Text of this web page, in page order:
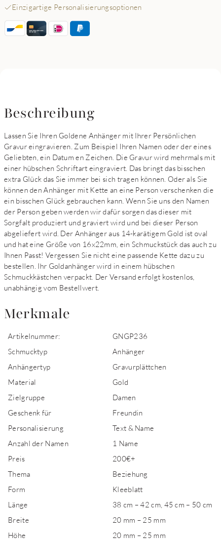
Einzigartige Personalisierungsoptionen
Beschreibung
Lassen Sie Ihren Goldene Anhänger mit Ihrer Persönlichen
Gravur eingravieren. Zum Beispiel Ihren Namen oder der eines
Geliebten, ein Datum en Zeichen. Die Gravur wird mehrmals mit
einer hübschen Schriftart eingraviert. Das bringt das bisschen
extra Glück das Sie immer bei sich tragen können. Oder als Sie
können den Anhänger mit Kette an eine Person verschenken die
ein bisschen Glück gebrauchen kann. Wenn Sie uns den Namen
der Person geben werden wir dafür sorgen das dieser mit
Sorgfalt produziert und graviert wird und bei dieser Person
abgeliefert wird. Der Anhänger aus 14-karätigem Gold ist oval
und hat eine Größe von 16x22mm, ein Schmuckstück das auch zu
Ihnen Passt! Vergessen Sie nicht eine passende Kette dazu zu
bestellen. Ihr Goldanhänger wird in einem hübschen
Schmuckkästchen verpackt. Der Versand erfolgt kostenlos,
unabhängig vom Bestellwert.
Merkmale
Artikelnummer:
GNGP236
Schmucktyp
Anhänger
Anhängertyp
Gravurplättchen
Material
Gold
Zielgruppe
Damen
Geschenk für
Freundin
Personalisierung
Text & Name
Anzahl der Namen
1 Name
Preis
200€+
Thema
Beziehung
Form
Kleeblatt
Länge
38 cm – 42 cm, 45 cm – 50 cm
Breite
20 mm – 25 mm
Höhe
20 mm – 25 mm